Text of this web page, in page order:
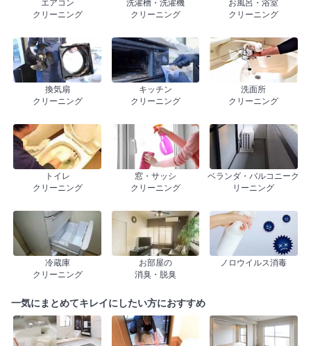
エアコン
クリーニング
洗濯槽・洗濯機
クリーニング
お風呂・浴室
クリーニング
換気扇
クリーニング
キッチン
クリーニング
洗面所
クリーニング
トイレ
クリーニング
窓・サッシ
クリーニング
ベランダ・バルコニーク
リーニング
冷蔵庫
クリーニング
お部屋の
消臭・脱臭
ノロウイルス消毒
一気にまとめてキレイにしたい方におすすめ